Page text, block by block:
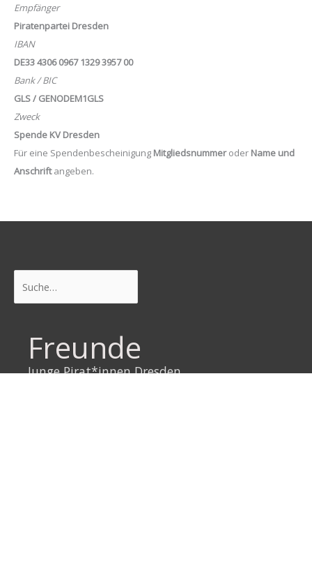
Empfänger
Piratenpartei Dresden
IBAN
DE33 4306 0967 1329 3957 00
Bank / BIC
GLS / GENODEM1GLS
Zweck
Spende KV Dresden
Für eine Spendenbescheinigung Mitgliedsnummeroder Name und
Anschriftangeben.
Freunde
Junge Pirat*innen Dresden